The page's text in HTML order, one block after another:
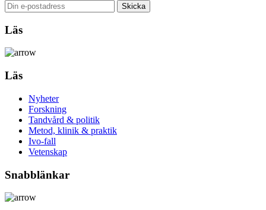
Läs
Läs
Nyheter
Forskning
Tandvård & politik
Metod, klinik & praktik
Ivo-fall
Vetenskap
Snabblänkar